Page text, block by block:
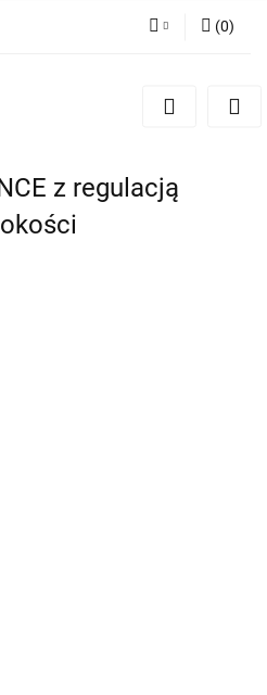
Zarejestruj się
(0)
z regulacją